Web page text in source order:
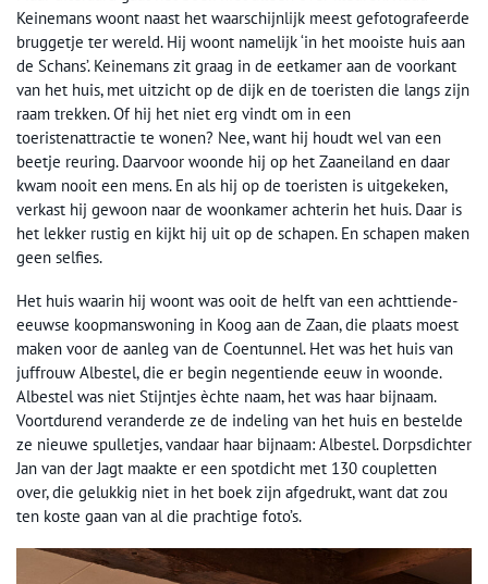
Keinemans woont naast het waarschijnlijk meest gefotografeerde
bruggetje ter wereld. Hij woont namelijk ‘in het mooiste huis aan
de Schans’. Keinemans zit graag in de eetkamer aan de voorkant
van het huis, met uitzicht op de dijk en de toeristen die langs zijn
raam trekken. Of hij het niet erg vindt om in een
toeristenattractie te wonen? Nee, want hij houdt wel van een
beetje reuring. Daarvoor woonde hij op het Zaaneiland en daar
kwam nooit een mens. En als hij op de toeristen is uitgekeken,
verkast hij gewoon naar de woonkamer achterin het huis. Daar is
het lekker rustig en kijkt hij uit op de schapen. En schapen maken
geen selfies.
Het huis waarin hij woont was ooit de helft van een achttiende-
eeuwse koopmanswoning in Koog aan de Zaan, die plaats moest
maken voor de aanleg van de Coentunnel. Het was het huis van
juffrouw Albestel, die er begin negentiende eeuw in woonde.
Albestel was niet Stijntjes èchte naam, het was haar bijnaam.
Voortdurend veranderde ze de indeling van het huis en bestelde
ze nieuwe spulletjes, vandaar haar bijnaam: Albestel. Dorpsdichter
Jan van der Jagt maakte er een spotdicht met 130 coupletten
over, die gelukkig niet in het boek zijn afgedrukt, want dat zou
ten koste gaan van al die prachtige foto’s.